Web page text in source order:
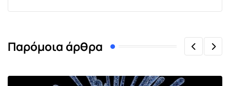
Παρόμοια άρθρα